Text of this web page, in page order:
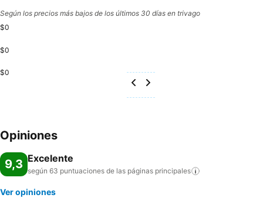
Según los precios más bajos de los últimos 30 días en trivago
$0
$0
$0
Opiniones
9,3 Excelente
según 63 puntuaciones de las páginas principales
Ver opiniones